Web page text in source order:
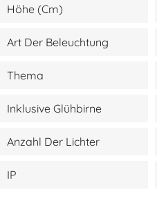
Höhe (cm)
Art Der Beleuchtung
Thema
Inklusive Glühbirne
Anzahl Der Lichter
IP